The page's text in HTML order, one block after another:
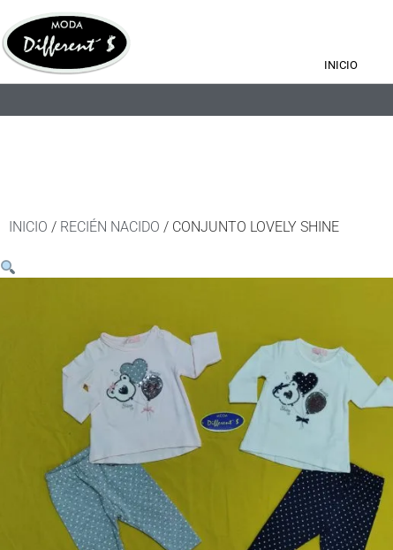
INICIO
INICIO / RECIÉN NACIDO / CONJUNTO LOVELY SHINE